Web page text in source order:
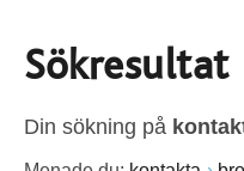
Sökresultat
Din sökning på